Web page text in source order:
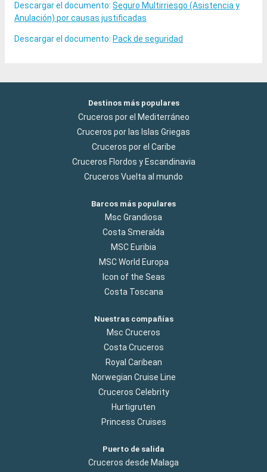
Descargar el documento: Seguro Multirriesgo (Asistencia y
Anulación) por causas justificadas
Descargar el documento: Pack de seguridad
Destinos más populares
Cruceros por el Mediterráneo
Cruceros por las Islas Griegas
Cruceros por el Caribe
Cruceros Flordos y Escandinavia
Cruceros Vuelta al mundo
Barcos más populares
Msc Grandiosa
Costa Smeralda
MSC Euribia
MSC World Europa
Icon of the Seas
Costa Toscana
Nuestras compañías
Msc Cruceros
Costa Cruceros
Royal Caribean
Norwegian Cruise Line
Cruceros Celebrity
Hurtigruten
Princess Cruises
Puerto de salida
Cruceros desde Malaga